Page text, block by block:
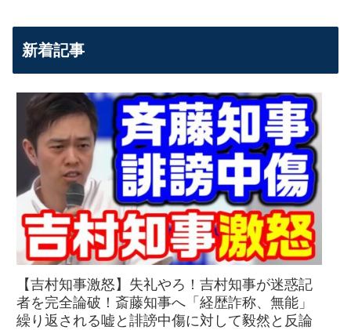
新着記事
【吉村知事激怒】失礼やろ！吉村知事が迷惑記
者を完全論破！斎藤知事へ「経歴詐称、無能」
繰り返される嘘と誹謗中傷に対して毅然と反論